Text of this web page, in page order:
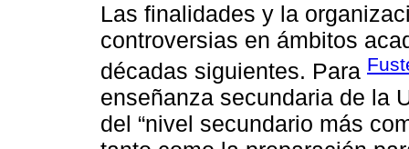
Las finalidades y la
controversias en ámbitos
décadas siguientes. Para
enseñanza secundaria de la
del “nivel secundario más